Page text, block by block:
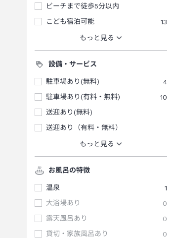
ビーチまで徒歩5分以内
こども宿泊可能
13
もっと見る
設備・サービス
駐車場あり(無料)
4
駐車場あり(有料・無料)
10
送迎あり(無料)
送迎あり（有料・無料）
もっと見る
お風呂の特徴
温泉
1
大浴場あり
0
露天風呂あり
0
貸切・家族風呂あり
0